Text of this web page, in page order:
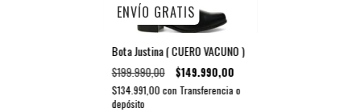
ENVÍO GRATIS
Bota Justina ( CUERO VACUNO )
$199.990,00 $149.990,00
$134.991,00 con Transferencia o
depósito